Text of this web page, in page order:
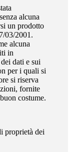
alcuna
un prodotto
03/2001.
alcuna
in
dati e sui
per i quali si
si riserva
fornite
costume.
proprietà dei